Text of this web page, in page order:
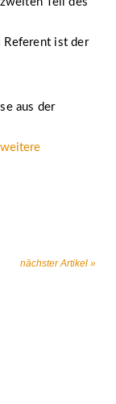
Referent ist der
aus der
weitere
nächster Artikel »